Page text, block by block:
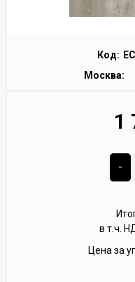
Код:
Москва:
1
-
в т.ч.
Цена за